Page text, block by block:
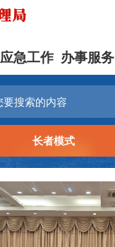
应急工作 办事服务
长者模式